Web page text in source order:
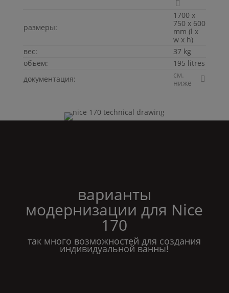
размеры:
1700 x
750 x 600
mm (l x
w x h)
вес:
37 kg
объём:
195 litres
документация:
см.
ниже
варианты
модернизации для Nice
170
так много возможностей для создания
индивидуальной ванны!